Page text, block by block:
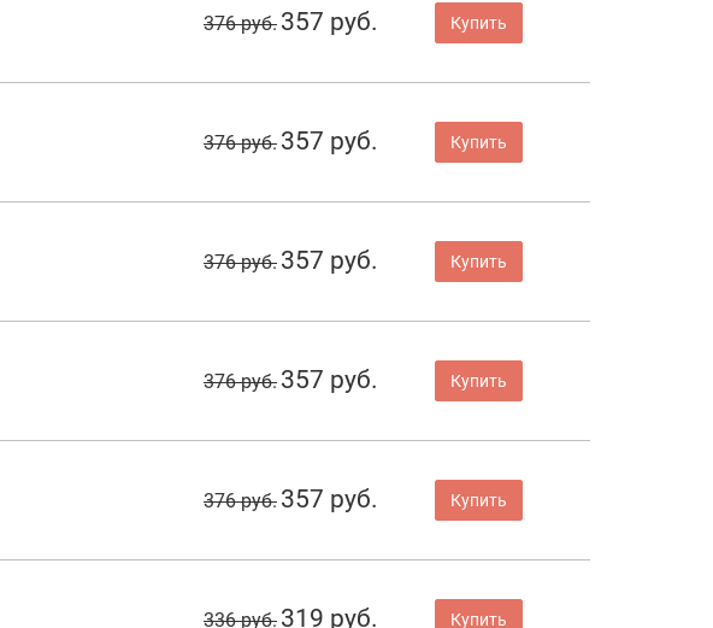
376 руб. 357 руб. Купить
376 руб. 357 руб. Купить
376 руб. 357 руб. Купить
376 руб. 357 руб. Купить
376 руб. 357 руб. Купить
336 руб. 319 руб. Купить